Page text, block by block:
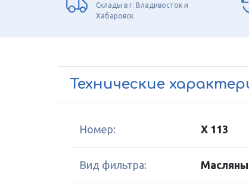
Склады в г. Владивосток и
Хабаровск
Технические
Номер: X 113
Вид фильтра: